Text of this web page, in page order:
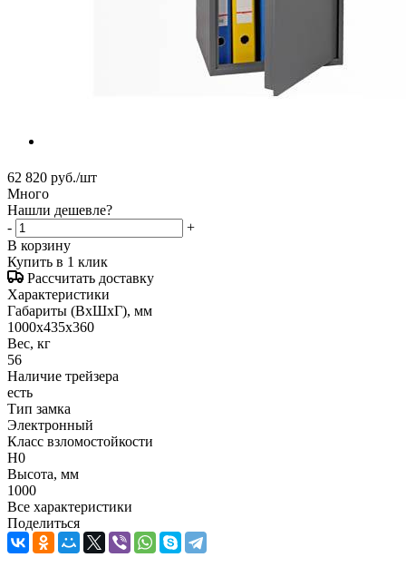
62 820 руб./шт
Много
Нашли дешевле?
-
+
В корзину
Купить в 1 клик
Рассчитать доставку
Характеристики
Габариты (ВxШxГ), мм
1000x435х360
Вес, кг
56
Наличие трейзера
есть
Тип замка
Электронный
Класс взломостойкости
H0
Высота, мм
1000
Все характеристики
Поделиться